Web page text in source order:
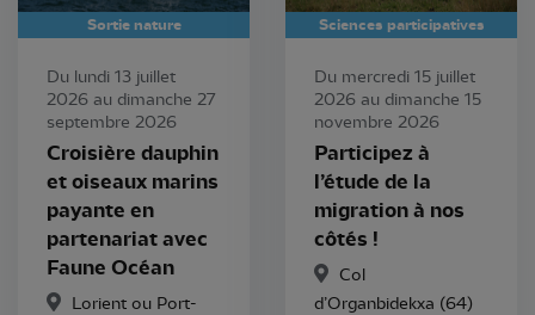
Sortie nature
Du lundi 13 juillet
2026 au dimanche 27
septembre 2026
Croisière dauphin
et oiseaux marins
payante en
partenariat avec
Faune Océan
Lorient ou Port-
Sciences participatives
Du mercredi 15 juillet
2026 au dimanche 15
novembre 2026
Participez à
l’étude de la
migration à nos
côtés !
Col
d’Organbidekxa (64)